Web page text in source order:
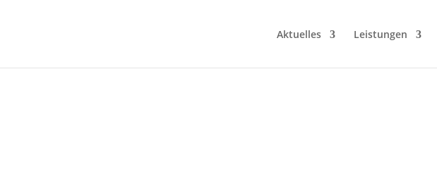
Aktuelles Leistungen